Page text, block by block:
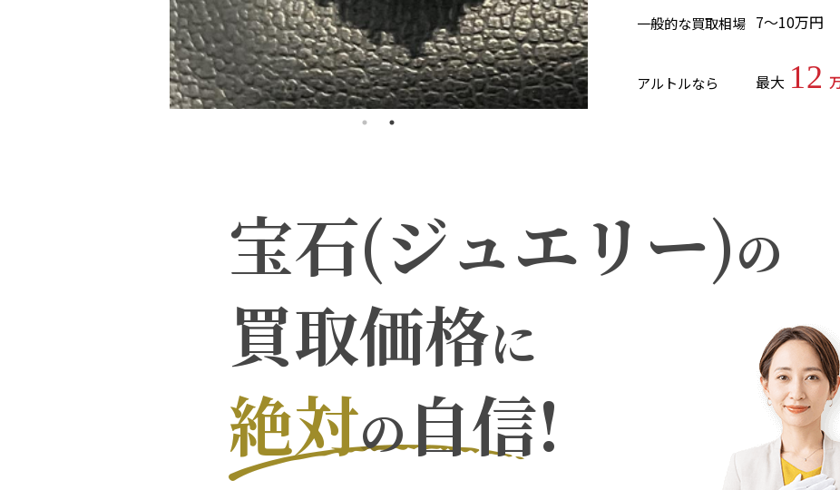
一般的な買取相場 7～10万円
アルトルなら 最大 12
宝石(ジュエリー)の
買取価格に
絶対の自信!